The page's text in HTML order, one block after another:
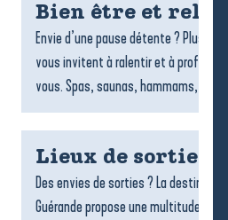
Bien être et
Envie d’une pause détente ?
vous invitent à ralentir et à profiter
vous. Spas, saunas, hammams, soins
Lieux de sorties
Des envies de sorties ? La
Guérande propose une multitude de